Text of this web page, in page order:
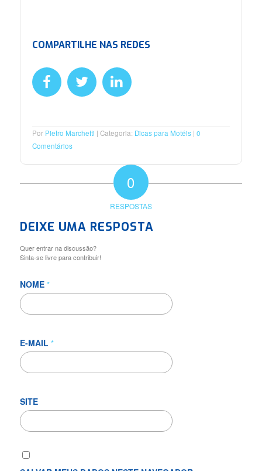
COMPARTILHE NAS REDES
Por Pietro Marchetti Categoria: Dicas para Motéis 0
Comentários
0
RESPOSTAS
DEIXE UMA RESPOSTA
Quer entrar na discussão?
Sinta-se livre para contribuir!
NOME *
E-MAIL *
SITE